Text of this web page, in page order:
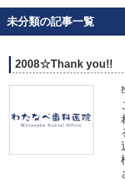
未分類の記事一覧
2008☆Thank you!!